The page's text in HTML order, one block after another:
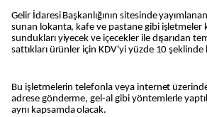
Gelir İdaresi Başkanlığının sitesinde
sunan lokanta, kafe ve pastane gibi işletmeler
sundukları yiyecek ve içecekler ile dışarıdan
sattıkları ürünler için KDV'yi yüzde 10 şeklinde
Bu işletmelerin telefonla veya internet
adrese gönderme, gel-al gibi yöntemlerle
aynı kapsamda olacak.